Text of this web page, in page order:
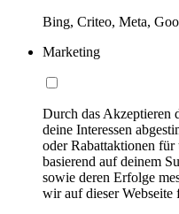
Bing, Criteo, Meta,
Marketing
Durch das Akzeptieren
deine Interessen
oder Rabattaktionen für
basierend auf deinem
sowie deren Erfolge
wir auf dieser Webseite